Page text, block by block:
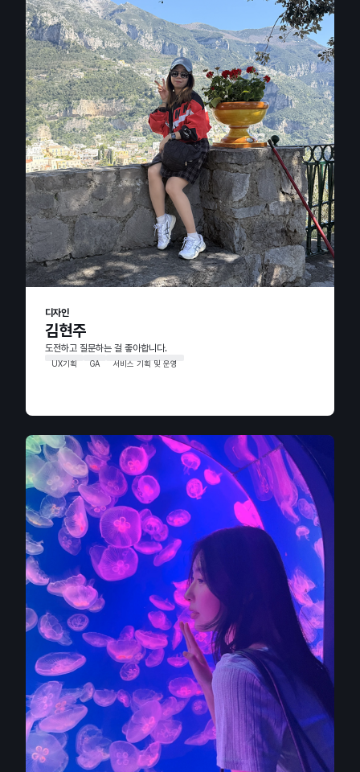
디자인
김현주
도전하고 질문하는 걸 좋아합니다.
UX기획 GA 서비스 기획 및 운영